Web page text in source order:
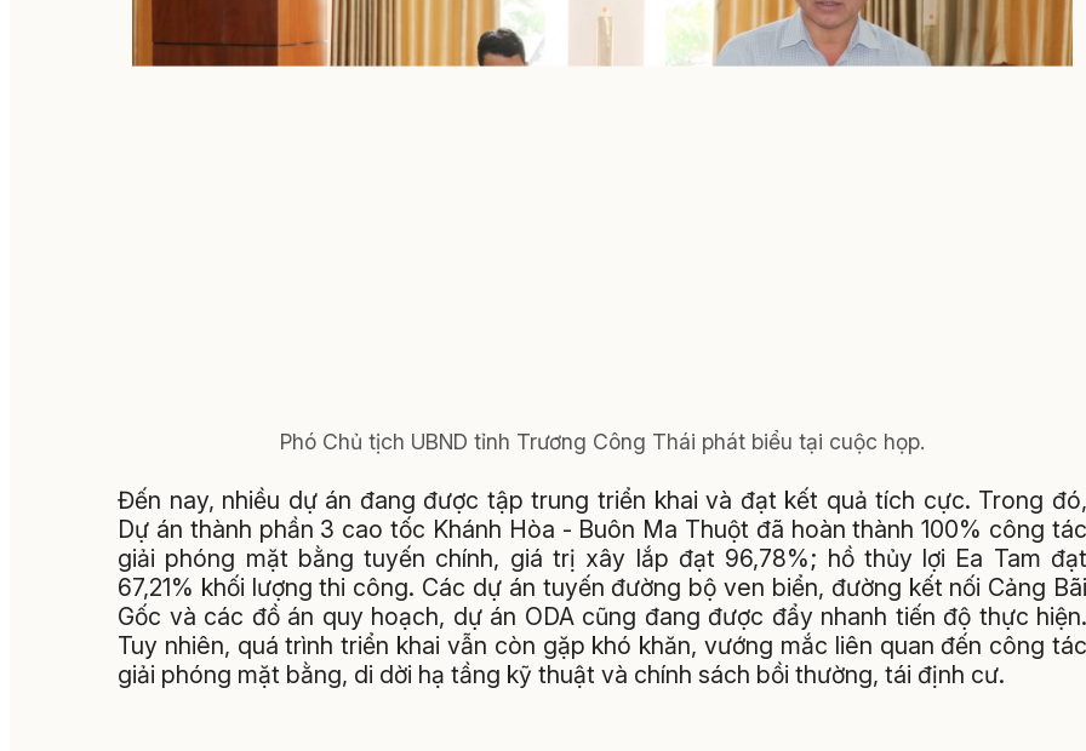
Phó Chủ tịch UBND tỉnh Trương Công Thái phát biểu tại cuộc họp.
Đến nay, nhiều dự án đang được tập trung triển khai và đạt kết quả tích cực. Trong đó,
Dự án thành phần 3 cao tốc Khánh Hòa - Buôn Ma Thuột đã hoàn thành 100% công tác
giải phóng mặt bằng tuyến chính, giá trị xây lắp đạt 96,78%; hồ thủy lợi Ea Tam đạt
67,21% khối lượng thi công. Các dự án tuyến đường bộ ven biển, đường kết nối Cảng Bãi
Gốc và các đồ án quy hoạch, dự án ODA cũng đang được đẩy nhanh tiến độ thực hiện.
Tuy nhiên, quá trình triển khai vẫn còn gặp khó khăn, vướng mắc liên quan đến công tác
giải phóng mặt bằng, di dời hạ tầng kỹ thuật và chính sách bồi thường, tái định cư.